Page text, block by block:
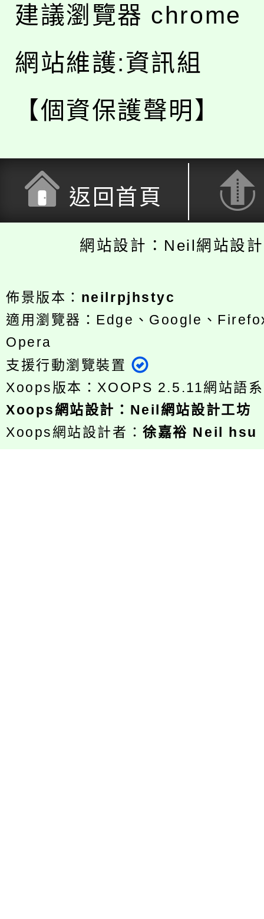
建議瀏覽器 chrome
網站維護:資訊組
【個資保護聲明】
返回首頁
網站設計：Neil網站設
佈景版本： neilrpjhstyc
適用瀏覽器：Edge、Google、
Opera
支援行動瀏覽裝置
Xoops版本： XOOPS 2.5.11網站語
Xoops網站設計 ： Neil網站設計工坊
Xoops網站設計者：徐嘉裕 Neil hsu